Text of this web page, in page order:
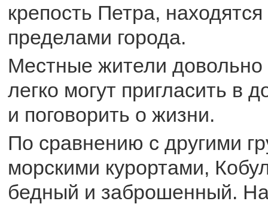
крепость Петра,
пределами города.
Местные жители довольно
легко могут пригласить в
и поговорить о жизни.
По сравнению с другими
морскими курортами,
бедный и заброшенный.